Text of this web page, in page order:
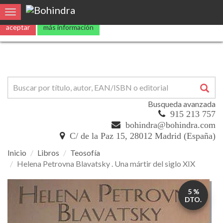
Utilizamoscookies propias y de terceros para mejorar nuestros
aceptar más información
Toggle navigation
Busqueda avanzada
915 213 757
bohindra@bohindra.com
C/ de la Paz 15, 28012 Madrid (España)
Inicio Libros
Teosofía
Helena Petrovna Blavatsky . Una mártir del siglo XIX
Helena
Petrovna
Blavatsky
5 %
DTO.